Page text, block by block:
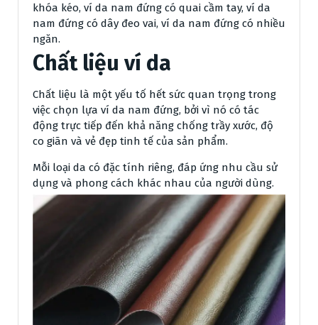
khóa kéo, ví da nam đứng có quai cầm tay, ví da
nam đứng có dây đeo vai, ví da nam đứng có nhiều
ngăn.
Chất liệu ví da
Chất liệu là một yếu tố hết sức quan trọng trong
việc chọn lựa ví da nam đứng, bởi vì nó có tác
động trực tiếp đến khả năng chống trầy xước, độ
co giãn và vẻ đẹp tinh tế của sản phẩm.
Mỗi loại da có đặc tính riêng, đáp ứng nhu cầu sử
dụng và phong cách khác nhau của người dùng.